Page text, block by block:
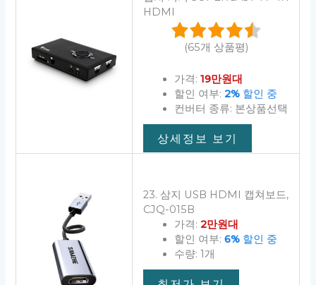
HDMI
(65개 상품평)
가격: 19만원대
할인 여부: 2%할인 중
컨버터 종류: 본상품선택
상세정보 보기
23. 삼지 USB HDMI 캡쳐보드,
CJQ-015B
가격: 2만원대
할인 여부: 6%할인 중
수량: 1개